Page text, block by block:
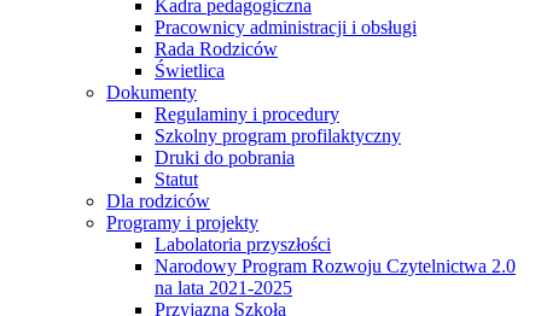
Kadra pedagogiczna
Pracownicy administracji i obsługi
Rada Rodziców
Świetlica
Dokumenty
Regulaminy i procedury
Szkolny program profilaktyczny
Druki do pobrania
Statut
Dla rodziców
Programy i projekty
Labolatoria przyszłości
Narodowy Program Rozwoju Czytelnictwa 2.0
na lata 2021-2025
Przyjazna Szkoła